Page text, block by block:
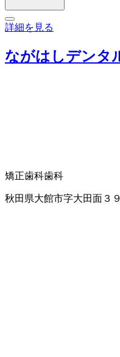
詳細を見る
ながはしデンタ
矯正歯科歯科
秋田県大館市字大田面３